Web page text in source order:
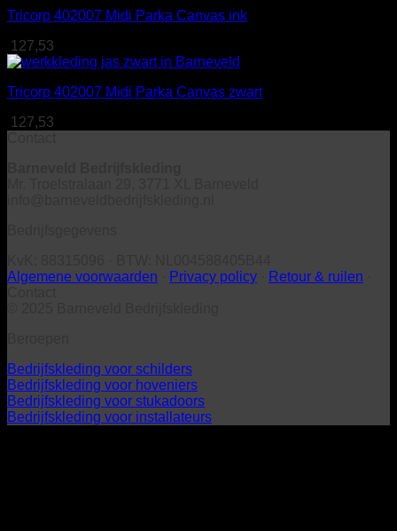
Tricorp 402007 Midi Parka Canvas ink
127,53
Tricorp 402007 Midi Parka Canvas zwart
127,53
Algemene voorwaarden
Privacy policy Retour & ruilen
Bedrijfskleding voor schilders
Bedrijfskleding voor hoveniers
Bedrijfskleding voor stukadoors
Bedrijfskleding voor installateurs